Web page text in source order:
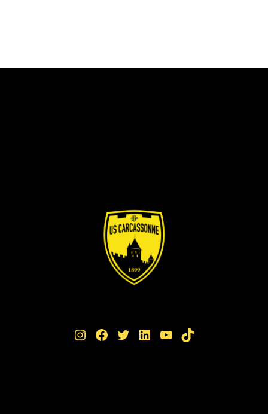
Instagram Facebook Twitter LinkedIn YouTube TikTok